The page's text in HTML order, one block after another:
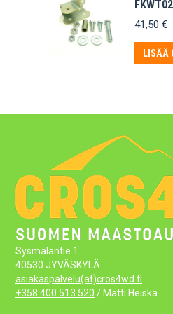
FKWT02
41,50 €
LISÄÄ
Sysmäläntie 1
40530 JYVÄSKYLÄ
asiakaspalvelu(at)cros4wd.fi
+358 400 513 520 / Matti Heiska